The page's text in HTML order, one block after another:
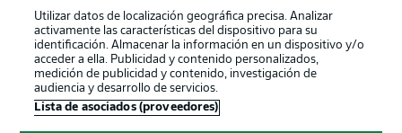
© 2026 Bundesliga-Gruppe GmbH
Utilizar datos de localización geográfica precisa. Analizar
activamente las características del dispositivo para su
identificación. Almacenar la información en un dispositivo y/o
acceder a ella. Publicidad y contenido personalizados,
medición de publicidad y contenido, investigación de
audiencia y desarrollo de servicios.
Lista de asociados (proveedores)